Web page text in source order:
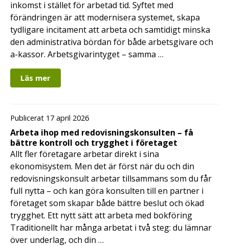
inkomst i stället för arbetad tid. Syftet med
förändringen är att modernisera systemet, skapa
tydligare incitament att arbeta och samtidigt minska
den administrativa bördan för både arbetsgivare och
a-kassor. Arbetsgivarintyget – samma …
Läs mer
Publicerat 17 april 2026
Arbeta ihop med redovisningskonsulten – få
bättre kontroll och trygghet i företaget
Allt fler företagare arbetar direkt i sina
ekonomisystem. Men det är först när du och din
redovisningskonsult arbetar tillsammans som du får
full nytta – och kan göra konsulten till en partner i
företaget som skapar både bättre beslut och ökad
trygghet. Ett nytt sätt att arbeta med bokföring
Traditionellt har många arbetat i två steg: du lämnar
över underlag, och din …